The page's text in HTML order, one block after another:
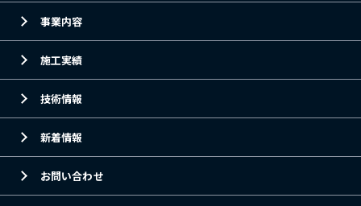
事業内容
施工実績
技術情報
新着情報
お問い合わせ